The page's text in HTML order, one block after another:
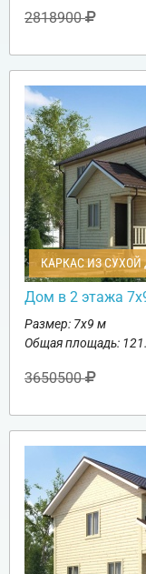
2818900
КАРКАС ИЗ СУХОЙ
Дом в 2 этажа
Размер: 7х9 м
Общая площадь:
3650500